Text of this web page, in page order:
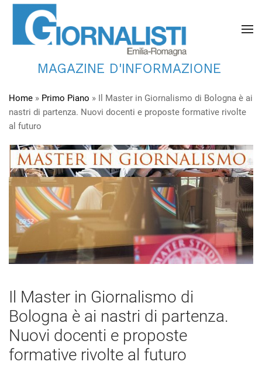
MAGAZINE D'INFORMAZIONE
Home » Primo Piano » Il Master in Giornalismo di Bologna è ai
nastri di partenza. Nuovi docenti e proposte formative rivolte
al futuro
Il Master in Giornalismo di
Bologna è ai nastri di partenza.
Nuovi docenti e proposte
formative rivolte al futuro